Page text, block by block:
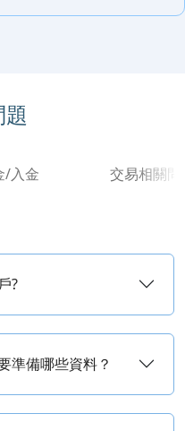
/入金 交易相關問
?
準備哪些資料？